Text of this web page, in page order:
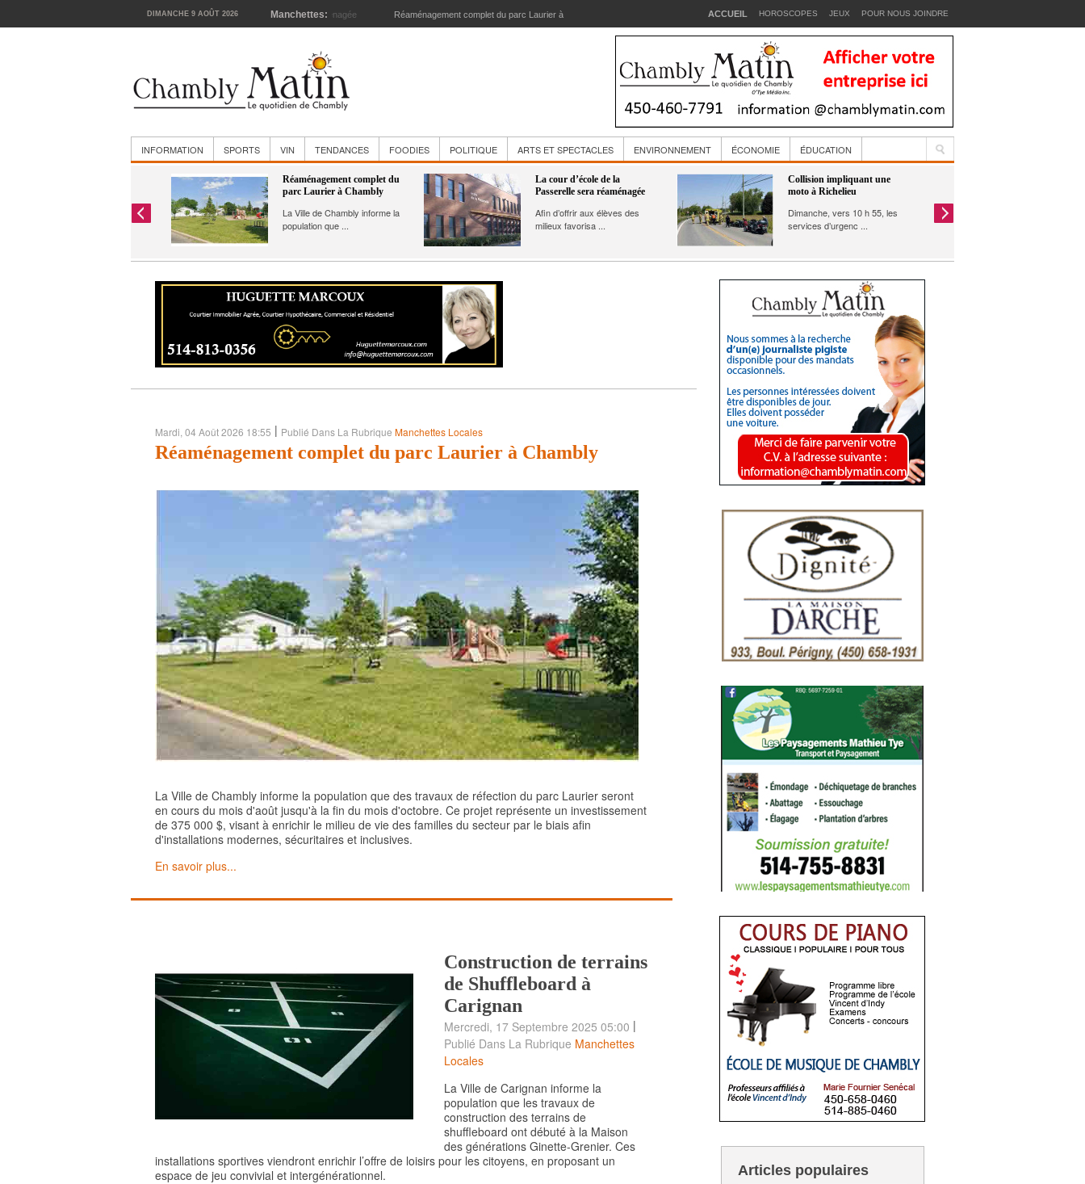
DIMANCHE 9 AOÛT 2026 Manchettes: La cour d’école de la Passerelle sera réaménagée ACCUEIL HOROSCOPES JEUX POUR NOUS JOINDRE
INFORMATION SPORTS VIN TENDANCES FOODIES POLITIQUE ARTS ET SPECTACLES ENVIRONNEMENT ÉCONOMIE ÉDUCATION
Hier, vers 5 h 50, les services
Réaménagement complet du
parc Laurier à Chambly
La Ville de Chambly informe la
population que ...
La cour d’école de la
Passerelle sera réaménagée
Afin d’offrir aux élèves des
milieux favorisa ...
Collision impliquant une
moto à Richelieu
Dimanche, vers 10 h 55, les
services d’urgenc ...
Mardi, 04 Août 2026 18:55 | Publié Dans La Rubrique Manchettes Locales
Réaménagement complet du parc Laurier à Chambly
La Ville de Chambly informe la population que des travaux de réfection du parc Laurier seront
en cours du mois d'août jusqu'à la fin du mois d'octobre. Ce projet représente un investissement
de 375 000 $, visant à enrichir le milieu de vie des familles du secteur par le biais afin
d'installations modernes, sécuritaires et inclusives.
En savoir plus...
Construction de terrains
de Shuffleboard à
Carignan
Mercredi, 17 Septembre 2025 05:00 |
Publié Dans La Rubrique Manchettes
Locales
La Ville de Carignan informe la
population que les travaux de
construction des terrains de
shuffleboard ont débuté à la Maison
des générations Ginette-Grenier. Ces
installations sportives viendront enrichir l’offre de loisirs pour les citoyens, en proposant un
espace de jeu convivial et intergénérationnel.
Articles populaires